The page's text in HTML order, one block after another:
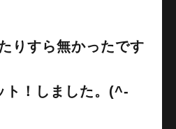
りすら無かったです
ト！しました。(^-